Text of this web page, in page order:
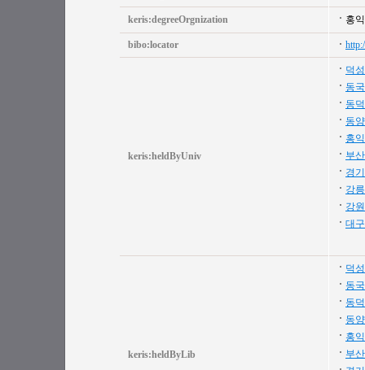
keris:degreeOrgnization 홍
bibo:locator
keris:heldByUniv
덕
동
동
동
홍
부
경
강
강
대
keris:heldByLib
덕
동
동
동
홍
부